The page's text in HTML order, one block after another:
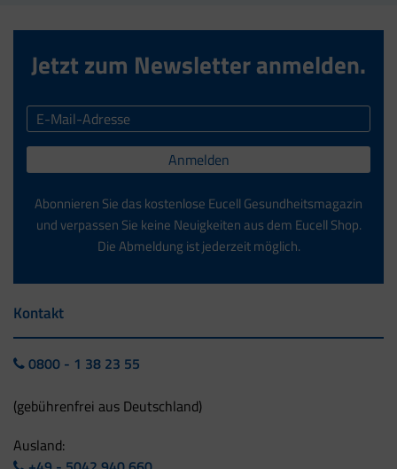
Jetzt zum Newsletter anmelden.
Anmelden
Abonnieren Sie das kostenlose Eucell Gesundheitsmagazin
und verpassen Sie keine Neuigkeiten aus dem Eucell Shop.
Die Abmeldung ist jederzeit möglich.
Kontakt
0800 - 1 38 23 55
(gebührenfrei aus Deutschland)
Ausland: